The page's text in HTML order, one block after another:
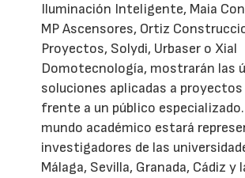
Iluminación Inteligente, Maia
MP Ascensores, Ortiz
Proyectos, Solydi, Urbaser o Xial
Domotecnología, mostrarán las
soluciones aplicadas a
frente a un público especializado.
mundo académico estará
investigadores de las
Málaga, Sevilla, Granada, Cádiz y